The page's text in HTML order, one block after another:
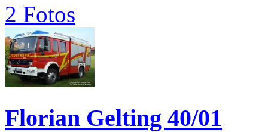
2 Fotos
Florian Gelting 40/01